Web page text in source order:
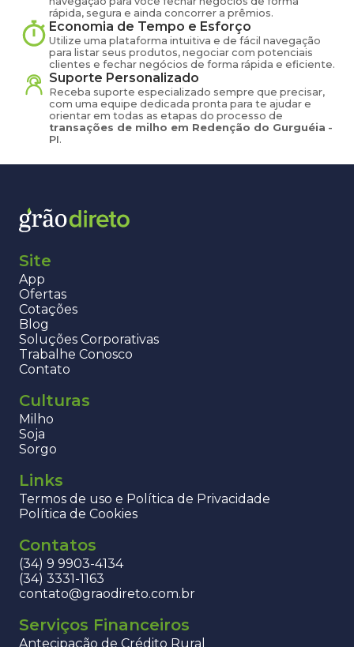
rápida, segura e ainda concorrer a prêmios.
Economia de Tempo e Esforço
Utilize uma plataforma intuitiva e de fácil navegação
para listar seus produtos, negociar com potenciais
clientes e fechar negócios de forma rápida e eficiente.
Suporte Personalizado
Receba suporte especializado sempre que precisar,
com uma equipe dedicada pronta para te ajudar e
orientar em todas as etapas do processo de
transações de milho em Redenção do Gurguéia -
PI.
Site
App
Ofertas
Cotações
Blog
Soluções Corporativas
Trabalhe Conosco
Contato
Culturas
Milho
Soja
Sorgo
Links
Termos de uso e Política de Privacidade
Política de Cookies
Contatos
(34) 9 9903-4134
(34) 3331-1163
contato@graodireto.com.br
Serviços Financeiros
Antecipação de Crédito Rural